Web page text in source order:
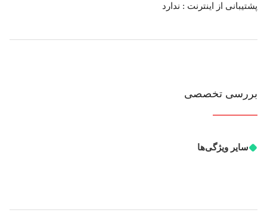
پشتیبانی از اینترنت : ندارد
بررسی تخصصی
سایر ویژگی‌ها